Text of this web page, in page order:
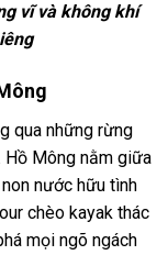
vĩ và không khí
qua những rừng
Hồ Mông nằm giữa
nước hữu tình
chèo kayak thác
mọi ngõ ngách